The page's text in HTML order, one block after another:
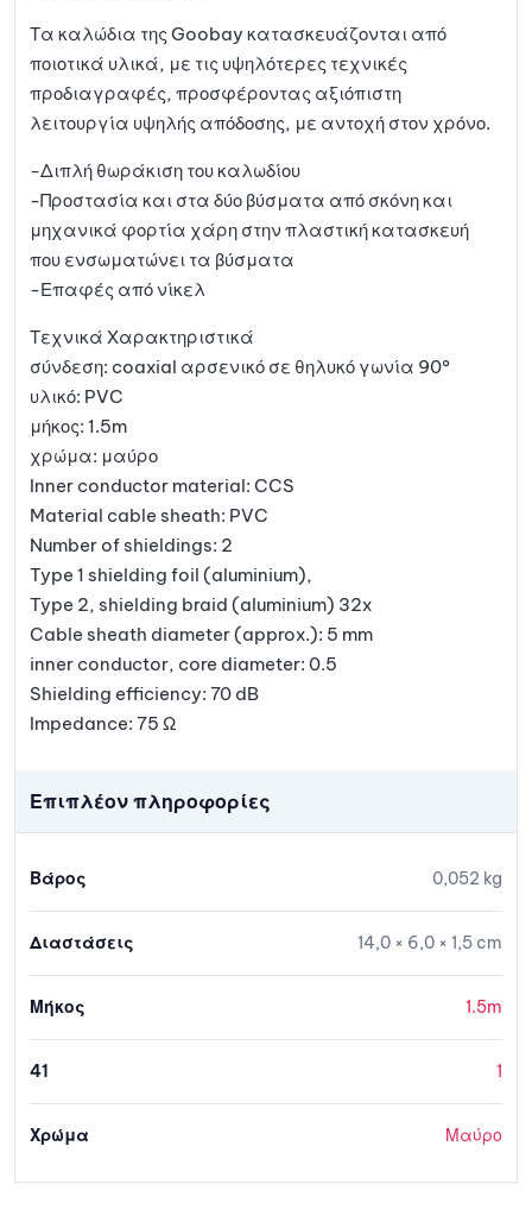
μένων
Τα καλώδια της Goobay κατασκευάζονται από
ποιοτικά υλικά, με τις υψηλότερες τεχνικές
προδιαγραφές, προσφέροντας αξιόπιστη
λειτουργία υψηλής απόδοσης, με αντοχή στον χρόνο.
-Διπλή θωράκιση του καλωδίου
-Προστασία και στα δύο βύσματα από σκόνη και
μηχανικά φορτία χάρη στην πλαστική κατασκευή
που ενσωματώνει τα βύσματα
-Επαφές από νίκελ
Τεχνικά Χαρακτηριστικά
σύνδεση: coaxial αρσενικό σε θηλυκό γωνία 90°
υλικό: PVC
μήκος: 1.5m
χρώμα: μαύρο
Inner conductor material: CCS
Material cable sheath: PVC
Number of shieldings: 2
Type 1 shielding foil (aluminium),
Type 2, shielding braid (aluminium) 32x
Cable sheath diameter (approx.): 5 mm
inner conductor, core diameter: 0.5
Shielding efficiency: 70 dB
Impedance: 75 Ω
Επιπλέον πληροφορίες
Βάρος 0,052 kg
Διαστάσεις 14,0 × 6,0 × 1,5 cm
Μήκος 1.5m
41 1
Χρώμα Μαύρο